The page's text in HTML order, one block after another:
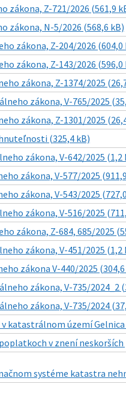
zákona, Z-721/2026 (561,9
zákona, N-5/2026 (568,6 kB)
zákona, Z-204/2026 (604,0
zákona, Z-143/2026 (596,0
zákona, Z-1374/2025
zákona, V-765/2025
zákona, Z-1301/2025
(325,4 kB)
zákona, V-642/2025 (1,2
zákona, V-577/2025
zákona, V-543/2025
zákona, V-516/2025
zákona, Z-684, 685/2025
zákona, V-451/2025 (1,2
zákona V-440/2025 (304,6
zákona, V-735/2024_2
zákona, V-735/2024
katastrálnom území Gelnica
v znení
systéme katastra